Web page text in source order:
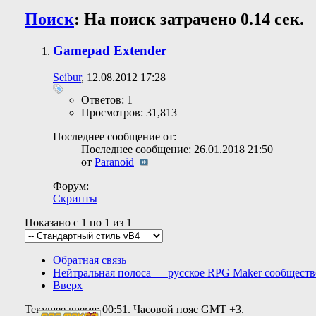
Поиск: На поиск затрачено 0.14 сек.
Gamepad Extender
Seibur, 12.08.2012 17:28
Ответов: 1
Просмотров: 31,813
Последнее сообщение от:
Последнее сообщение: 26.01.2018 21:50
от Paranoid
Форум:
Скрипты
Показано с 1 по 1 из 1
Обратная связь
Нейтральная полоса — русское RPG Maker
Вверх
Текущее время:00:51. Часовой пояс GMT +3.